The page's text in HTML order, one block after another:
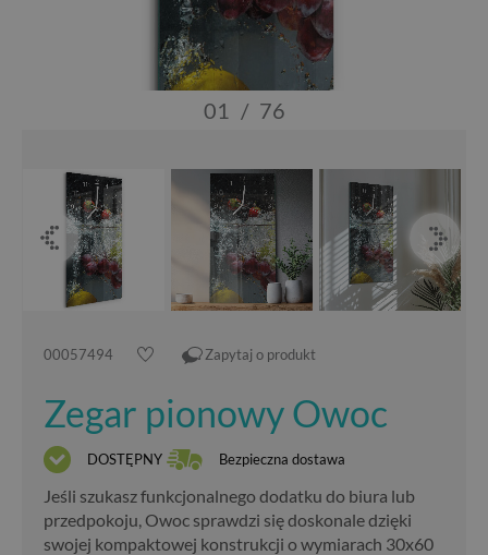
01 / 76
00057494 Zapytaj o produkt
Zegar pionowy Owoc
DOSTĘPNY Bezpieczna dostawa
Jeśli szukasz funkcjonalnego dodatku do biura lub
przedpokoju, Owoc sprawdzi się doskonale dzięki
swojej kompaktowej konstrukcji o wymiarach 30x60